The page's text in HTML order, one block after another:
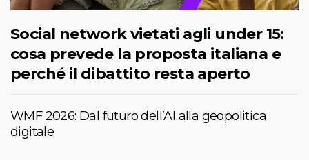
Social network vietati agli under 15:
cosa prevede la proposta italiana e
perché il dibattito resta aperto
WMF 2026: Dal futuro dell’AI alla geopolitica
digitale